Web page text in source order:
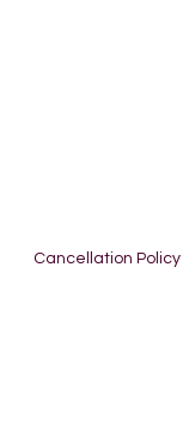
Cancellation Policy